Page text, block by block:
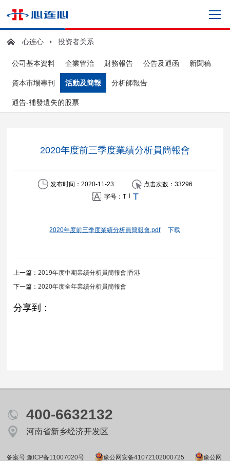
心连心 投资者关系
公司基本資料 企業管治 財務報告 公告及通函 新聞稿
資本市場專刊 活動及簡報 分析師報告
通告-補發遺失的股票
2020年度前三季度業績分析員簡報會
发布时间：2020-11-23 点击次数： 33296
字号： T | T
2020年度前三季度業績分析員簡報會.pdf 下载
上一篇：2019年度中期業績分析員簡報會|香港
下一篇：2020年度全年業績分析員簡報會
分享到：
400-6632132
河南省新乡经济开发区
备案号:豫ICP备11007020号 豫公网安备41072102000725 豫公网